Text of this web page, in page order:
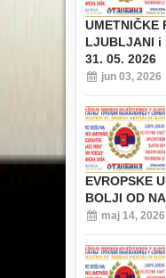
UMETNIČKE
LJUBLJANI i
31. 05. 2026
jun 03, 2026
EVROPSKE
BOLJI OD
maj 14, 2026